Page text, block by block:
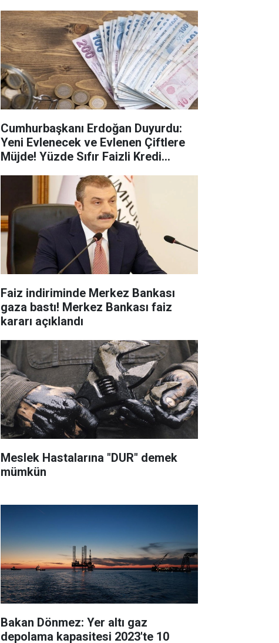
Cumhurbaşkanı Erdoğan Duyurdu:
Yeni Evlenecek ve Evlenen Çiftlere
Müjde! Yüzde Sıfır Faizli Kredi
Faiz indiriminde Merkez Bankası
gaza bastı! Merkez Bankası faiz
kararı açıklandı
Meslek Hastalarına "DUR" demek
mümkün
Bakan Dönmez: Yer altı gaz
depolama kapasitesi 2023'te 10